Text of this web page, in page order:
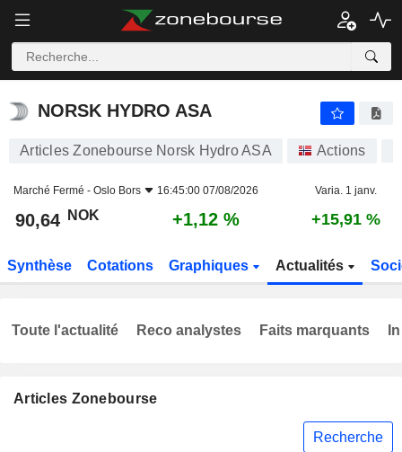
NORSK HYDRO ASA
NORSK HYDRO ASA
Articles Zonebourse Norsk Hydro ASA Actions
Marché Fermé - Oslo Bors 16:45:00 07/08/2026 Varia. 1 janv.
90,64 NOK +1,12 % +15,91 %
Synthèse Cotations Graphiques Actualités
Articles Zonebourse
Recherche
Toute l'actualité Reco analystes Faits marquants